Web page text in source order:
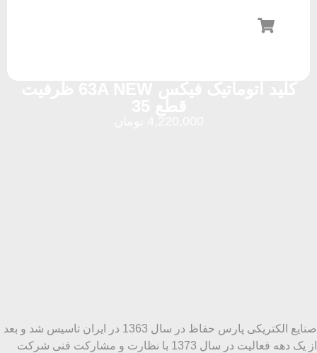
صنایع الکتریکی پارس حفاظ در سال 1363 در ایران تاسیس شد و بعد
از یک دهه فعالیت در سال 1373 با نظارت و مشارکت فنی شرکت